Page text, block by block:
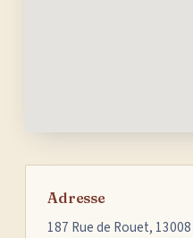
Adresse
187 Rue de Rouet,